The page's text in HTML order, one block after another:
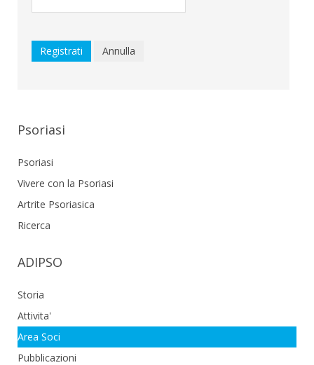
Registrati Annulla
Psoriasi
Psoriasi
Vivere con la Psoriasi
Artrite Psoriasica
Ricerca
ADIPSO
Storia
Attivita'
Area Soci
Pubblicazioni